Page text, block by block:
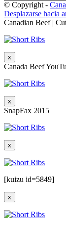
© Copyright -
Desplazarse hacia
Canadian Beef |
x
Canada Beef
x
SnapFax 2015
x
[kuizu id=5849]
x